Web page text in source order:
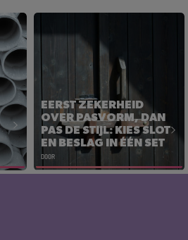
EERST ZEKERHEID
OVER PASVORM, DAN
PAS DE STIJL: KIES SLOT
EN BESLAG IN ÉÉN SET
DOOR